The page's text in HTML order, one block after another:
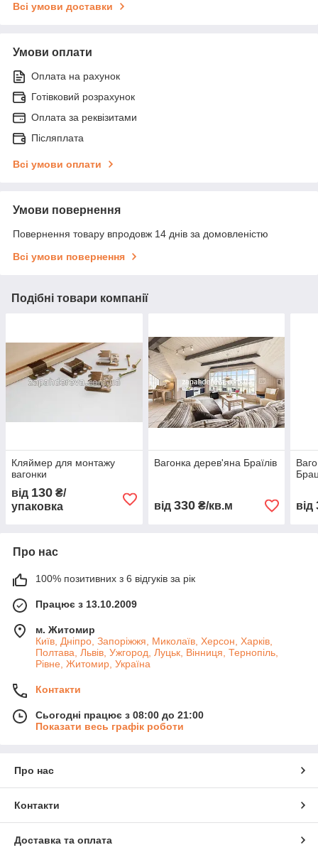
Всі умови доставки
Умови оплати
Оплата на рахунок
Готівковий розрахунок
Оплата за реквізитами
Післяплата
Всі умови оплати
Умови повернення
Повернення товару впродовж 14 днів за домовленістю
Всі умови повернення
Подібні товари компанії
Кляймер для монтажу
вагонки
від 130 ₴/
упаковка
Вагонка дерев'яна Браїлів
від 330₴/кв.м від
Про нас
100% позитивних з 6 відгуків за рік
Працює з 13.10.2009
м. Житомир
Київ, Дніпро, Запоріжжя, Миколаїв, Херсон, Харків,
Полтава, Львів, Ужгород, Луцьк, Вінниця, Тернопіль,
Рівне, Житомир, Україна
Контакти
Сьогодні працює з 08:00 до 21:00
Показати весь графік роботи
Про нас
Контакти
Доставка та оплата